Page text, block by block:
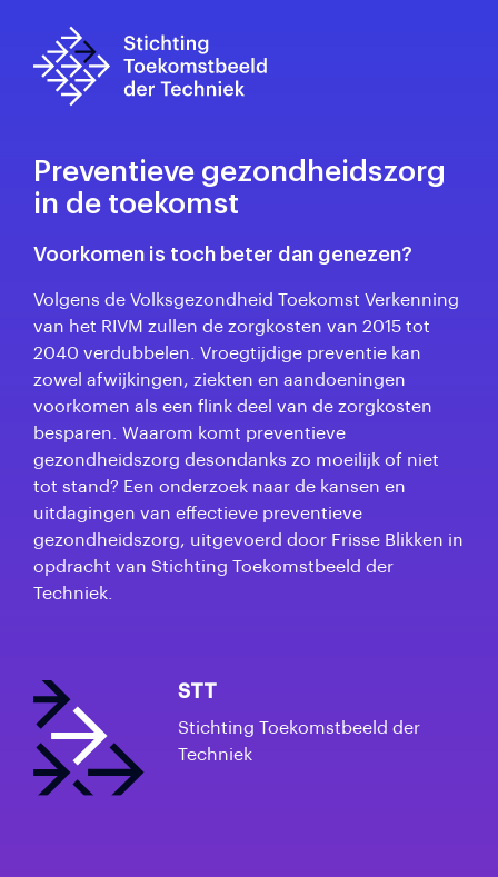
Preventieve gezondheidszorg
in de toekomst
Voorkomen is toch beter dan genezen?
Volgens de Volksgezondheid Toekomst Verkenning
van het RIVM zullen de zorgkosten van 2015 tot
2040 verdubbelen. Vroegtijdige preventie kan
zowel afwijkingen, ziekten en aandoeningen
voorkomen als een flink deel van de zorgkosten
besparen. Waarom komt preventieve
gezondheidszorg desondanks zo moeilijk of niet
tot stand? Een onderzoek naar de kansen en
uitdagingen van effectieve preventieve
gezondheidszorg, uitgevoerd door Frisse Blikken in
opdracht van Stichting Toekomstbeeld der
Techniek.
STT
Stichting Toekomstbeeld der
Techniek